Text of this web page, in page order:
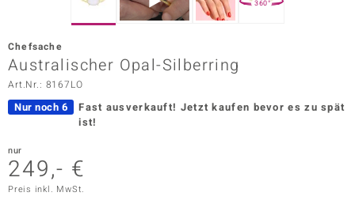
Vogue
360°
Chefsache
Australischer Opal-Silberring
Art.Nr.: 8167LO
Nur noch 6 Fast ausverkauft! Jetzt kaufen bevor es zu spät
ist!
nur
249,- €
Preis inkl. MwSt.